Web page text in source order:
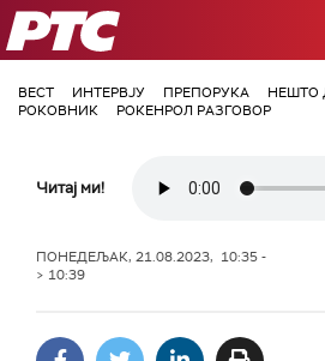
РТС
ВЕСТ ИНТЕРВЈУ ПРЕПОРУКА НЕШТО
РОКОВНИК
РОКЕНРОЛ РАЗГОВОР
Читај ми!
ПОНЕДЕЉАК, 21.08.2023, 10:35 -
> 10:39